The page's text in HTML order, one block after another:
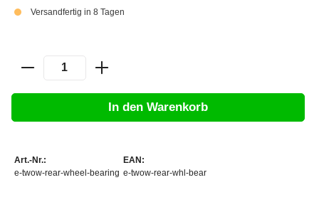
Versandfertig in 8 Tagen
In den Warenkorb
Art.-Nr.:
e-twow-rear-wheel-bearing
EAN:
e-twow-rear-whl-bear